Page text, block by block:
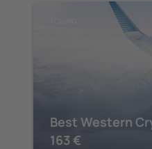
Best Western
163 €